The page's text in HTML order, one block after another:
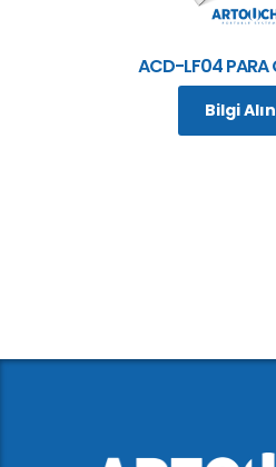
ACD-LF04 PARA
Bilgi Alın